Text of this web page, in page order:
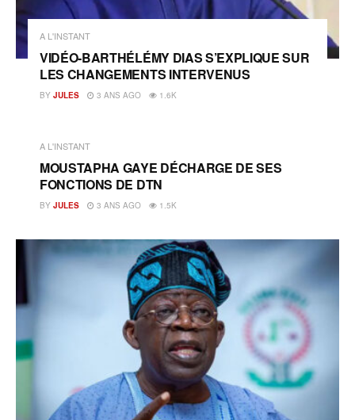
A L'INSTANT
VIDÉO-BARTHÉLÉMY DIAS S’EXPLIQUE SUR
LES CHANGEMENTS INTERVENUS
BY JULES 3 ANS AGO 1.6K
A L'INSTANT
MOUSTAPHA GAYE DÉCHARGE DE SES
FONCTIONS DE DTN
BY JULES 3 ANS AGO 1.5K